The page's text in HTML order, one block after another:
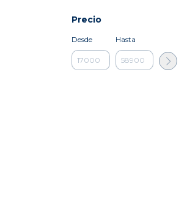
Precio
Desde Hasta